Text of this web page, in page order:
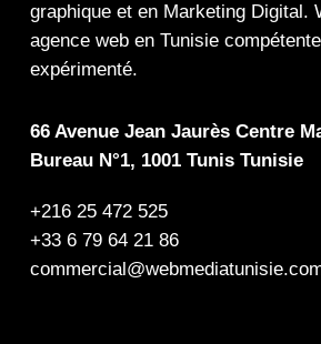
graphiqueet en Marketing Digital.
agence web en Tunisie
expérimenté.
66 Avenue Jean Jaurès Centre
Bureau N°1, 1001 Tunis Tunisie
+216 25 472 525
+33 6 79 64 21 86